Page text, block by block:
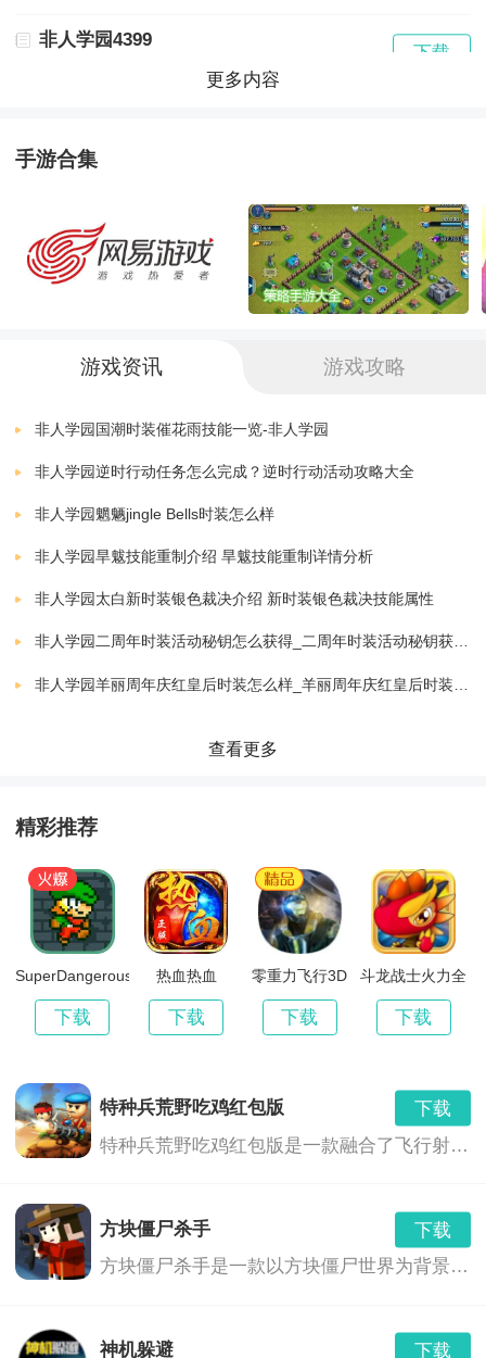
高画质漫画界面，超刺激PK快感;
特色挑战系统和多元社交模式等你来。
《非人学园》更新日志：
1、春日战斗季开启，S4新赛季重新起航
金银角领衔战斗新篇章，春日联考新赛季正式开战
双人组欢乐设定，奇葩追星技能Max！
3、出尘入世醉逍遥，金银角新时装上架
化身逍遥恣意的醉仙游侠，金角银角新时装“剑仙”上线
非人学园4399
下载
v4.3.64
v1.1.9官方版
下载
更多内容
手游合集
游戏资讯 游戏攻略
非人学园国潮时装催花雨技能一览-非人学园
非人学园逆时行动任务怎么完成？逆时行动活动攻略大全
非人学园魍魉jingle Bells时装怎么样
非人学园旱魃技能重制介绍 旱魃技能重制详情分析
非人学园太白新时装银色裁决介绍 新时装银色裁决技能属性
非人学园二周年时装活动秘钥怎么获得_二周年时装活动秘钥获取攻略
查看更多
精彩推荐
SuperDangerousDungeons
下载
热血热血
下载
零重力飞行3D
下载
斗龙战士火力全
下载
特种兵荒野吃鸡红包版
下载
特种兵荒野吃鸡红包版是一款融合了飞行射击、角色扮演和射击冒险等多种玩法的游戏。玩家将扮演一名特种兵，在荒野中展开一场刺激的生存之战。游戏中，玩家需要利用各种武器和技能，与敌人展开激烈的战斗，同时还要面对各种危险和挑战，如巨型boss、恶劣天气等。此外，游戏中还融入了红包奖励机制，玩家可以通过完成任务或击败敌人获得红包奖励，与其他玩家进行互动交流。
方块僵尸杀手
下载
方块僵尸杀手是一款以方块僵尸世界为背景的飞行射击游戏。在这个世界里，你需要面对不断涌现的僵尸，使用各种武器和道具，来保卫你的家园，寻找生存之路。
神机躲避 下载